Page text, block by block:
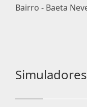
Bairro - Baeta